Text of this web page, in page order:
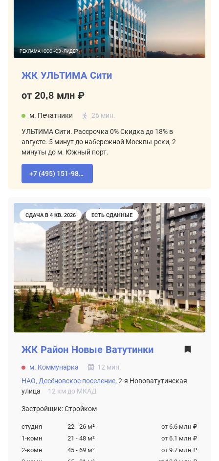
РЕКЛАМА | ООО «СЗ «ЛИДЕР»
ЖК УЛЬТИМА Сити
от 20,8 млн ₽
м. Печатники 26 мин.
УЛЬТИМА Сити. Рассрочка 0% Скидка до 18% в
августе. 5 минут до набережной Москвы-реки, 2
минуты до м. Южный порт.
+7 (495) 151-98-94
СДАЧА В 4 КВ. 2026 ЕСТЬ СДАННЫЕ
ЖК Район Новые Ватутинки
м. Коммунарка
12 мин.
НАО, Десёновское поселение, 2-я Нововатутинская
улица
12 км до МКАД
Застройщик: Стройком
студия 22 - 26 м²
от 6.6 млн ₽
1-комн
21 - 48 м²
от 6.1 млн ₽
2-комн
45 - 69 м²
от 9.7 млн ₽